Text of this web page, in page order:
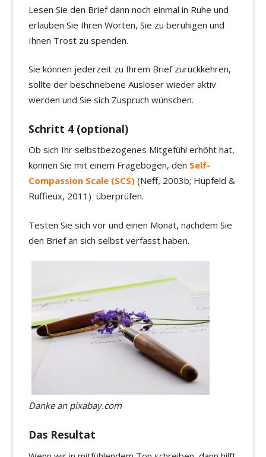
Lesen Sie den Brief dann noch einmal in Ruhe und
erlauben Sie Ihren Worten, Sie zu beruhigen und
Ihnen Trost zu spenden.
Sie können jederzeit zu Ihrem Brief zurückkehren,
sollte der beschriebene Auslöser wieder aktiv
werden und Sie sich Zuspruch wünschen.
Schritt 4 (optional)
Ob sich Ihr selbstbezogenes Mitgefühl erhöht hat,
können Sie mit einem Fragebogen, den Self-
Compassion Scale (SCS) (Neff, 2003b; Hupfeld &
Ruffieux, 2011) überprüfen.
Testen Sie sich vor und einen Monat, nachdem Sie
den Brief an sich selbst verfasst haben.
Danke an pixabay.com
Das Resultat